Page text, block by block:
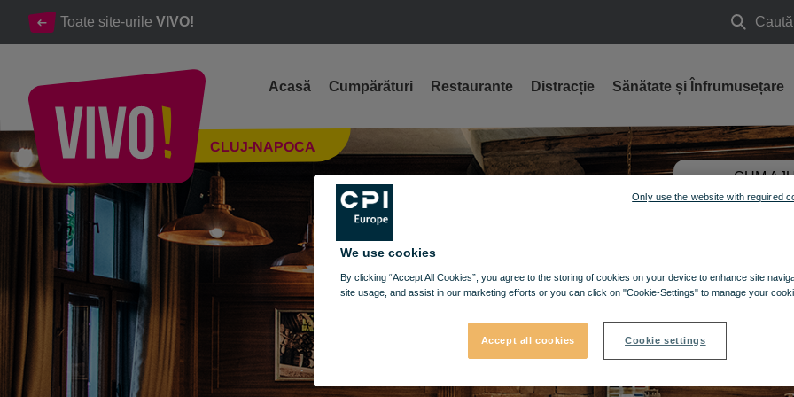
Toate site-urile VIVO! Caută
Caută
CUM
Cluj-Napoca
CLUJ-NAPOCA
Acasă Cumpărături Restaurante Distracție Sănătate și Înfrumusețare
Wasabi Sushi Bar, sushi autentic si delicios
We use cookies
By clicking “Accept All Cookies”, you agree to the storing of cookies on your device to enhance site
site usage, and assist in our marketing efforts or you can click on "Cookie-Settings" to manage your
Accept all cookies Cookie settings
Only use the website with required